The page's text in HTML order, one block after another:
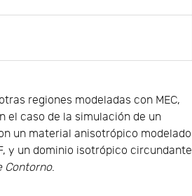
regiones modeladas con MEC,
el caso de la simulación de un
un material anisotrópico modelado
y un dominio isotrópico circundante
Contorno.